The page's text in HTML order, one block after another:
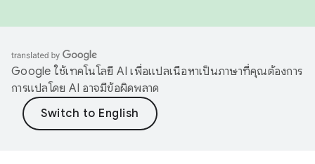
Google ใช้เทคโนโลยี AI เพื่อแปลเนื้อหาเป็นภาษาที่คุณต้องการ
การแปลโดย AI อาจมีข้อผิดพลาด